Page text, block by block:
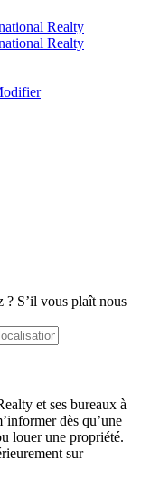
? S’il vous plaît nous
et ses bureaux à
dès qu’une
louer une propriété.
sur